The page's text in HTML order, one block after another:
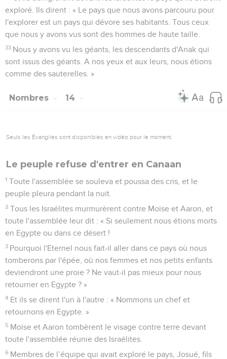
exploré. Ils dirent : « Le pays que nous avons parcouru pour
l'explorer est un pays qui dévore ses habitants. Tous ceux
que nous y avons vus sont des hommes de haute taille.
33 Nous y avons vu les géants, les descendants d'Anak qui
sont issus des géants. A nos yeux et aux leurs, nous étions
comme des sauterelles. »
Nombres 14
Seuls les Évangiles sont disponibles en vidéo pour le moment.
Le peuple refuse d'entrer en Canaan
1 Toute l'assemblée se souleva et poussa des cris, et le
peuple pleura pendant la nuit.
2 Tous les Israélites murmurèrent contre Moïse et Aaron, et
toute l'assemblée leur dit : « Si seulement nous étions morts
en Egypte ou dans ce désert !
3 Pourquoi l'Eternel nous fait-il aller dans ce pays où nous
tomberons par l'épée, où nos femmes et nos petits enfants
deviendront une proie ? Ne vaut-il pas mieux pour nous
retourner en Egypte ? »
4 Et ils se dirent l'un à l'autre : « Nommons un chef et
retournons en Egypte. »
5 Moïse et Aaron tombèrent le visage contre terre devant
toute l'assemblée réunie des Israélites.
6 Membres de l’équipe qui avait exploré le pays, Josué, fils